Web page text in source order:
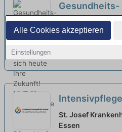
Alle Cookies akzeptieren
Einstellungen
Gesundheits-
Sichern Sie
MVZ für
Düsseldorf
und
St. Josef
Essen